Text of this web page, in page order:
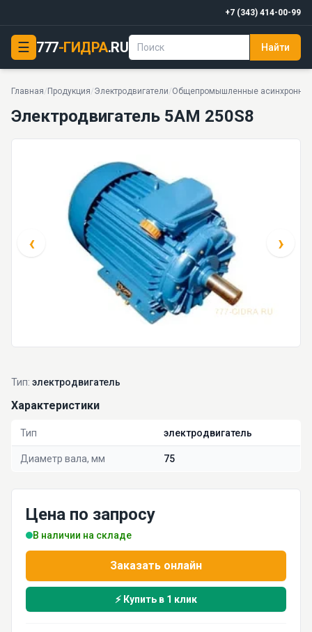
+7 (343) 414-00-99
☰ 777-ГИДРА.RU Найти
Главная/ Продукция/Электродвигатели/Общепромышленные асинхронные
Электродвигатель 5AM 250S8
Электродвигатель 5AM 250S8
‹ ›
Тип: электродвигатель
Характеристики
Тип электродвигатель
Диаметр вала, мм 75
Цена по запросу
В наличии на складе
Заказать онлайн
⚡ Купить в 1 клик